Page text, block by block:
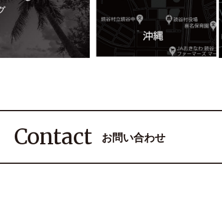
Contact お問い合わせ